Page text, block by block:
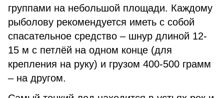
группами на небольшой площади. Каждому
рыболову рекомендуется иметь с собой
спасательное средство – шнур длиной 12-
15 м с петлёй на одном конце (для
крепления на руку) и грузом 400-500 грамм
– на другом.